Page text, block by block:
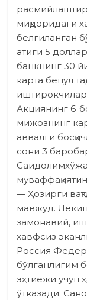
миқдоридаги
белгиланган
атиги 5
банкнинг 30
карта бепул
Акциянинг 6-
мижоз­нинг
аввалги
сони 3
— Ҳозирги
мавжуд.
замонавий,
хавфсиз
Россия
бўлганлигим
эҳтиёжи учун
ўтказади.